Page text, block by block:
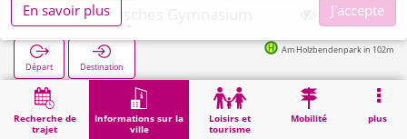
Recherche de
trajet
Informations sur la
ville
Loisirs et
tourisme
Mobilité plus
Düren, Stiftisches Gymnasium
Départ Destination
Am Holzbendenpark in 102m
Démarrage Informations sur la ville Düren, Stiftisches Gymnasium
En savoir plus
J'accepte